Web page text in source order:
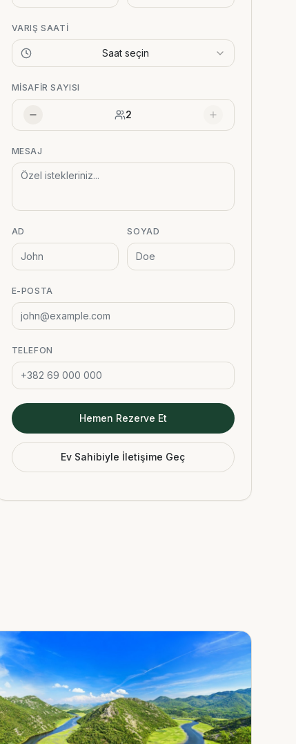
VARIŞ SAATI
Saat seçin
MISAFIR SAYISI
2
MESAJ
AD SOYAD
E-POSTA
TELEFON
Hemen Rezerve Et
Ev Sahibiyle İletişime Geç